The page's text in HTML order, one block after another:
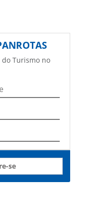
Turismo no
se